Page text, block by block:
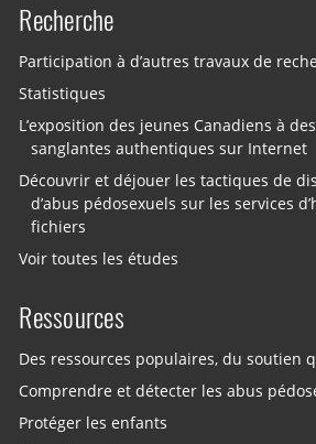
Recherche
Participation à d’autres travaux de
Statistiques
L’exposition des jeunes Canadiens à
sanglantes authentiques sur Internet
Découvrir et déjouer les tactiques de
d’abus pédosexuels sur les services
fichiers
Voir toutes les études
Ressources
Des ressources populaires, du soutien
Comprendre et détecter les abus
Protéger les enfants